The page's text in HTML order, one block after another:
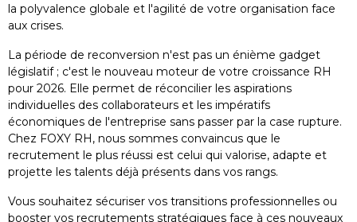
la polyvalence globale et l'agilité de votre organisation face
aux crises.
La période de reconversion n'est pas un énième gadget
législatif ; c'est le nouveau moteur de votre croissance RH
pour 2026. Elle permet de réconcilier les aspirations
individuelles des collaborateurs et les impératifs
économiques de l'entreprise sans passer par la case rupture.
Chez FOXY RH, nous sommes convaincus que le
recrutement le plus réussi est celui qui valorise, adapte et
projette les talents déjà présents dans vos rangs.
Vous souhaitez sécuriser vos transitions professionnelles ou
booster vos recrutements stratégiques face à ces nouveaux
ASSISTANT RH